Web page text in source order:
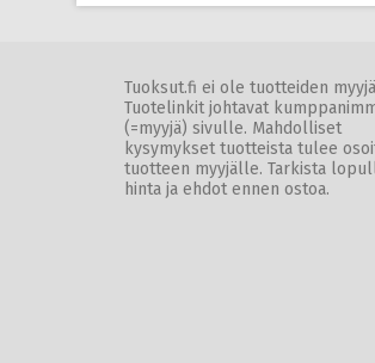
Tuoksut.fi ei ole tuotteiden
Tuotelinkit johtavat
(=myyjä) sivulle. Mahdolliset
kysymykset tuotteista tulee
tuotteen myyjälle. Tarkista
hinta ja ehdot ennen ostoa.